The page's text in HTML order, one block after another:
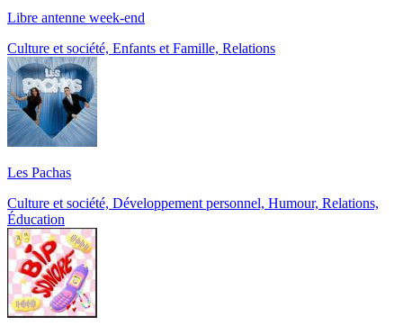
Libre antenne week-end
Culture et société, Enfants et Famille, Relations
Les Pachas
Culture et société, Développement personnel, Humour, Relations,
Éducation